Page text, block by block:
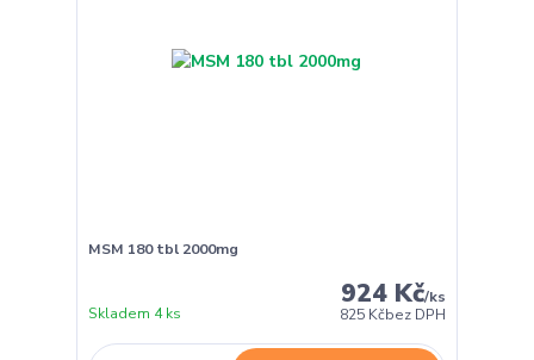
MSM 180 tbl 2000mg
924 Kč/ks
825 Kčbez DPH
Skladem 4 ks